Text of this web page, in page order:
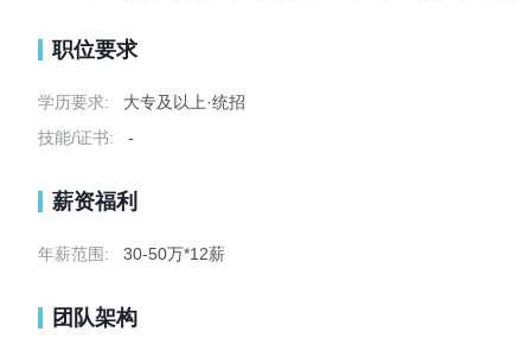
职位要求
学历要求:
大专及以上·统招
技能/证书:
-
薪资福利
年薪范围: 30-50万*12薪
团队架构